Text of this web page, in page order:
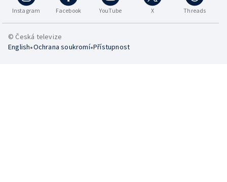
Instagram Facebook YouTube X Threads
© Česká televize
English•Ochrana soukromí•Přístupnost